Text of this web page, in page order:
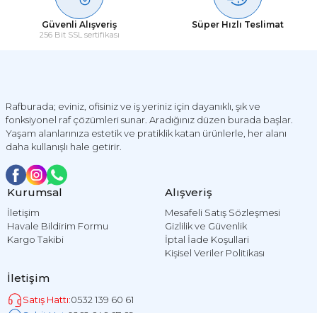
Güvenli Alışveriş
256 Bit SSL sertifikası
Süper Hızlı Teslimat
Rafburada; eviniz, ofisiniz ve iş yeriniz için dayanıklı, şık ve
fonksiyonel raf çözümleri sunar. Aradığınız düzen burada başlar.
Yaşam alanlarınıza estetik ve pratiklik katan ürünlerle, her alanı
daha kullanışlı hale getirir.
Kurumsal
İletişim
Havale Bildirim Formu
Kargo Takibi
Alışveriş
Mesafeli Satış Sözleşmesi
Gizlilik ve Güvenlik
İptal İade Koşullari
Kişisel Veriler Politikası
İletişim
Satış Hattı:0532 139 60 61